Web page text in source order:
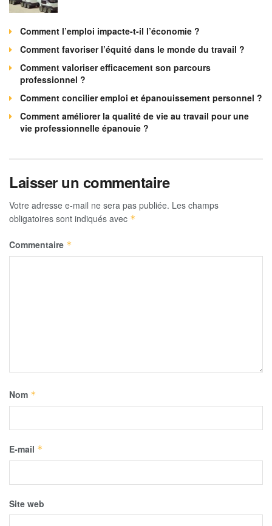
Comment l’emploi impacte-t-il l’économie ?
Comment favoriser l’équité dans le monde du travail ?
Comment valoriser efficacement son parcours
professionnel ?
Comment concilier emploi et épanouissement personnel ?
Comment améliorer la qualité de vie au travail pour une
vie professionnelle épanouie ?
Laisser un commentaire
Votre adresse e-mail ne sera pas publiée. Les champs
obligatoires sont indiqués avec *
Commentaire *
Nom *
E-mail *
Site web